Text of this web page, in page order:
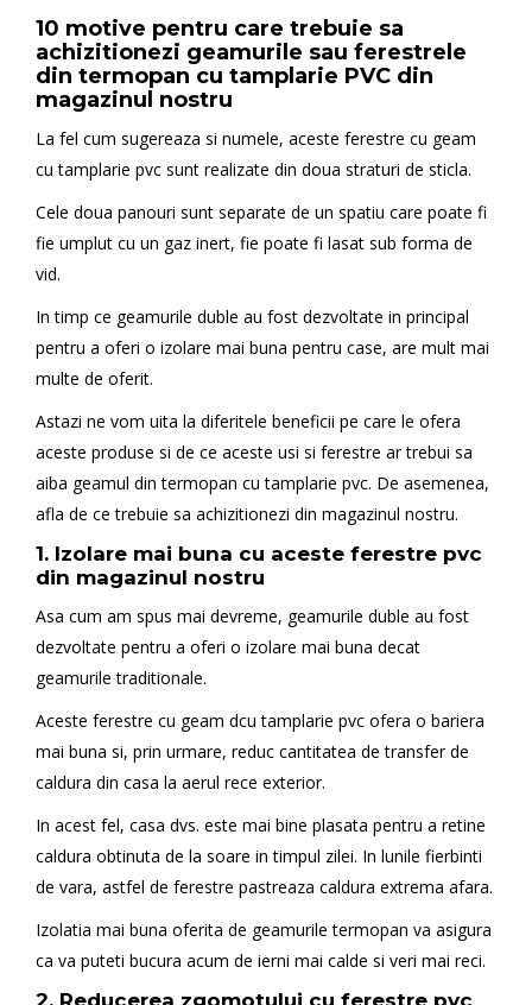
10 motive pentru care trebuie sa
achizitionezi geamurile sau ferestrele
din termopan cu tamplarie PVC din
magazinul nostru
La fel cum sugereaza si numele, aceste ferestre cu geam
cu tamplarie pvc sunt realizate din doua straturi de sticla.
Cele doua panouri sunt separate de un spatiu care poate fi
fie umplut cu un gaz inert, fie poate fi lasat sub forma de
vid.
In timp ce geamurile duble au fost dezvoltate in principal
pentru a oferi o izolare mai buna pentru case, are mult mai
multe de oferit.
Astazi ne vom uita la diferitele beneficii pe care le ofera
aceste produse si de ce aceste usi si ferestre ar trebui sa
aiba geamul din termopan cu tamplarie pvc. De asemenea,
afla de ce trebuie sa achizitionezi din magazinul nostru.
1. Izolare mai buna cu aceste ferestre pvc
din magazinul nostru
Asa cum am spus mai devreme, geamurile duble au fost
dezvoltate pentru a oferi o izolare mai buna decat
geamurile traditionale.
Aceste ferestre cu geam dcu tamplarie pvc ofera o bariera
mai buna si, prin urmare, reduc cantitatea de transfer de
caldura din casa la aerul rece exterior.
In acest fel, casa dvs. este mai bine plasata pentru a retine
caldura obtinuta de la soare in timpul zilei. In lunile fierbinti
de vara, astfel de ferestre pastreaza caldura extrema afara.
Izolatia mai buna oferita de geamurile termopan va asigura
ca va puteti bucura acum de ierni mai calde si veri mai reci.
2. Reducerea zgomotului cu ferestre pvc